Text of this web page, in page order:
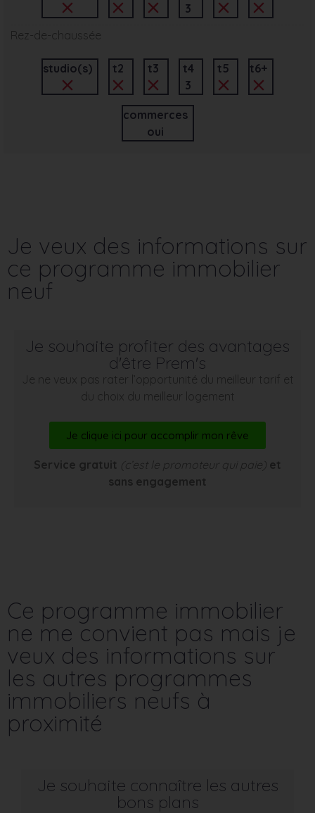
3
Rez-de-chaussée
studio(s) t2 t3
t4
3
t5 t6+
commerces
oui
Je veux des informations sur
ce programme immobilier
neuf
Je souhaite profiter des avantages
d'être Prem's
Je ne veux pas rater l’opportunité du meilleur tarif et
du choix du meilleur logement
Je clique ici pour accomplir mon rêve
Service gratuit (c’est le promoteur qui paie) et
sans engagement
Ce programme immobilier
ne me convient pas mais je
veux des informations sur
les autres programmes
immobiliers neufs à
proximité
Je souhaite connaître les autres
bons plans